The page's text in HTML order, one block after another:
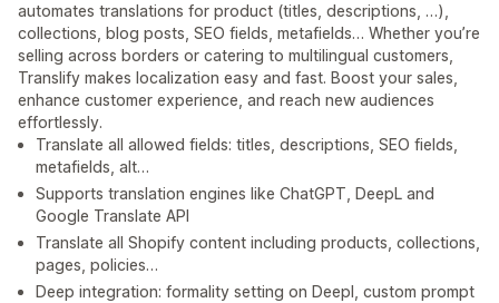
automates translations for product (titles, descriptions, …),
collections, blog posts, SEO fields, metafields… Whether you’re
selling across borders or catering to multilingual customers,
Translify makes localization easy and fast. Boost your sales,
enhance customer experience, and reach new audiences
effortlessly.
Translate all allowed fields: titles, descriptions, SEO fields,
metafields, alt…
Supports translation engines like ChatGPT, DeepL and
Google Translate API
Translate all Shopify content including products, collections,
pages, policies…
Deep integration: formality setting on Deepl, custom prompt